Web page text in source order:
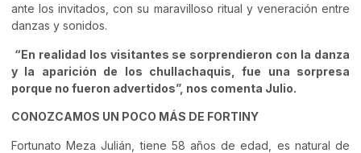
ante los invitados, con su maravilloso ritual y veneración entre
danzas y sonidos.
“En realidad los visitantes se sorprendieron con la danza
y la aparición de los chullachaquis, fue una sorpresa
porque no fueron advertidos”, nos comenta Julio.
CONOZCAMOS UN POCO MÁS DE FORTINY
Fortunato Meza Julián, tiene 58 años de edad, es natural de